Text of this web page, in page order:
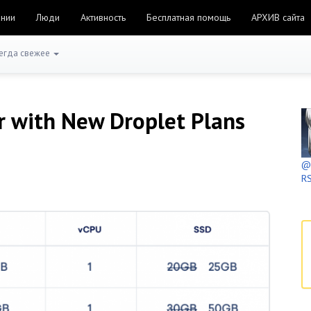
Люди Активность Бесплатная помощь АРХИВ сайта
свежее
with New Droplet Plans